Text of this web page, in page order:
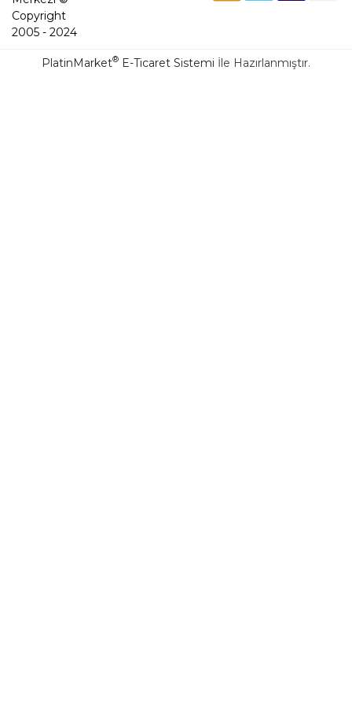
Copyright
2005 - 2024
PlatinMarket® E-Ticaret Sistemi İle Hazırlanmıştır.